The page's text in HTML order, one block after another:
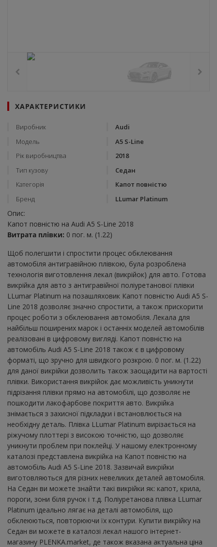
ХАРАКТЕРИСТИКИ
Виробник
Audi
Модель
A5 S-Line
Рік виробництва
2018
Тип кузову
Седан
Категорія
Капот повністю
Бренд
LLumar Platinum
Опис:
Капот повністю на Audi A5 S-Line 2018
Витрата плівки: 0 пог. м. (1.22)
Щоб полегшити і спростити процес обклеювання
автомобіля антигравійною плівкою, була розроблена
технологія виготовлення лекал (викрійок) для авто. Готова
викрійка для авто з антигравійної поліуретанової плівки
LLumar Platinum на позашляховик Капот повністю Audi A5 S-
Line 2018 дозволяє значно спростити, а також прискорити
процес роботи з обклеювання автомобіля. Лекала для
найбільш поширених марок і останніх моделей автомобілів
реалізовані в цифровому вигляді. Капот повністю на
автомобіль Audi A5 S-Line 2018 також є в цифровому
форматі, що зручно для швидкого розкрою. 0 пог. м. (1.22)
для даної викрійки дозволить також заощадити на вартості
плівки. Використання викрійок дає можливість уникнути
підрізання плівки прямо на автомобілі, що дозволяє не
пошкодити лакофарбове покриття авто. Викрійка
знімається з захисної підкладки і встановлюється на
необхідну деталь. Плівка LLumar Platinum вирізається на
ріжучому плоттері з високою точністю, що дозволяє
уникнути проблем при поклейці. У нашому електронному
каталозі представлена ​​викрійка на Капот повністю на
автомобіль Audi A5 S-Line 2018. Зазвичай викрійки
виготовляються для різних невеликих деталей автомобіля.
На Седан ви можете знайти такі викрійки як: капот, крила,
пороги, зони біля ручок і т.д. Поліуретанова плівка LLumar
Platinum ідеально лягає на деталі автомобіля, що
обклеюються, повторюючи їх контури. Купити викрійку на
Седан ви можете в каталозі лекал нашого інтернет-
магазину PLENKA.market, де також вказана актуальна ціна